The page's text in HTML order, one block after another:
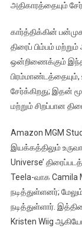
அதிகாரத்தையும்
கார்த்திக்கின்
திரைப் பிம்பம்
ஒன்றிணைக்கும் இந்தத்
சேர்க்கிறது; இதன்
மற்றும் சிறப்பான
Amazon MGM
இயக்கத்திலும்
Universe’
Teela-வாக
நடித்துள்ளனர்;
நடித்துள்ளார்.
Kristen Wiig